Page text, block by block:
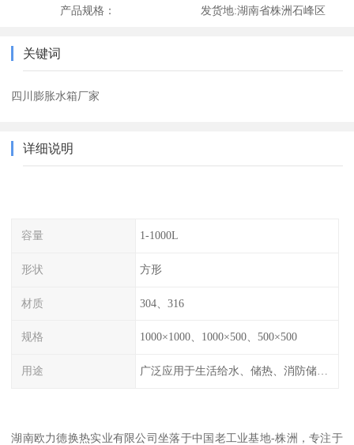
产品规格： 发货地:湖南省株洲石峰区
关键词
四川膨胀水箱厂家
详细说明
容量 1-1000L
形状 方形
材质 304、316
规格 1000×1000、1000×500、500×500
用途 广泛应用于生活给水、储热、消防储水、工业储水、膨胀水箱等系统。
湖南欧力德换热实业有限公司坐落于中国老工业基地-株洲，专注于